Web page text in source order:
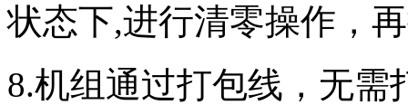
状态下,进行清零操作，
8.机组通过打包线，无需